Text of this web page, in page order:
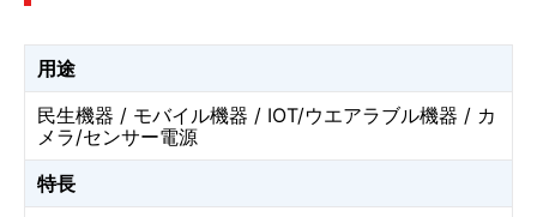
用途
民生機器 / モバイル機器 / IOT/ウエアラブル機器 / カ
メラ/センサー電源
特長